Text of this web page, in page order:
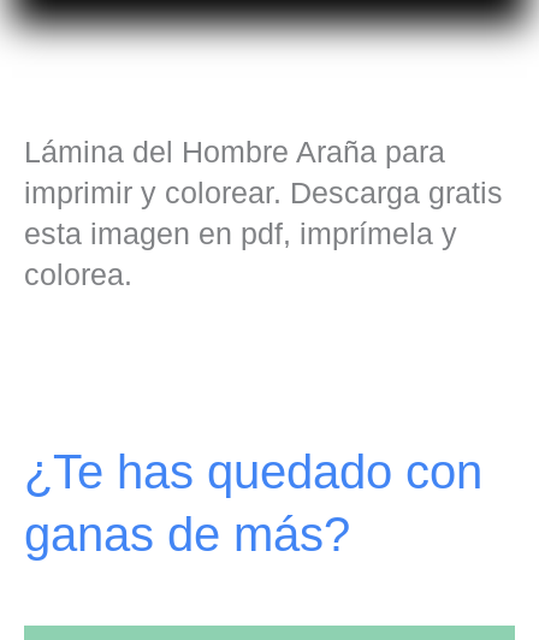
Lámina del Hombre Araña para
imprimir y colorear. Descarga gratis
esta imagen en pdf, imprímela y
colorea.
¿Te has quedado con
ganas de más?